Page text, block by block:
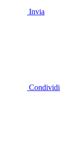
Invia
Condividi